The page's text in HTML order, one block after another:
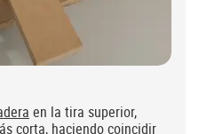
en la tira superior,
corta, haciendo coincidir